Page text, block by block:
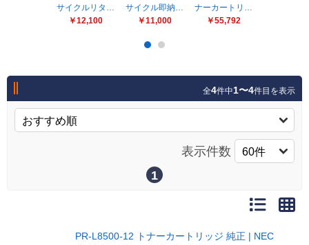
カタログ請求（無料）
試着サンプル無料貸し出し
円から
サイクルリタ…
￥12,100
サイクル即納…
￥11,000
ナーカートリ…
￥55,792
全4件中1〜4件目を表示
表示件数
1
PR-L8500-12 トナーカートリッジ 純正 | NEC